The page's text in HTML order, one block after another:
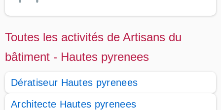
Toutes les activités de Artisans du
bâtiment - Hautes pyrenees
Dératiseur Hautes pyrenees
Architecte Hautes pyrenees